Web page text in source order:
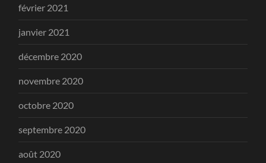
février 2021
janvier 2021
décembre 2020
novembre 2020
octobre 2020
septembre 2020
août 2020